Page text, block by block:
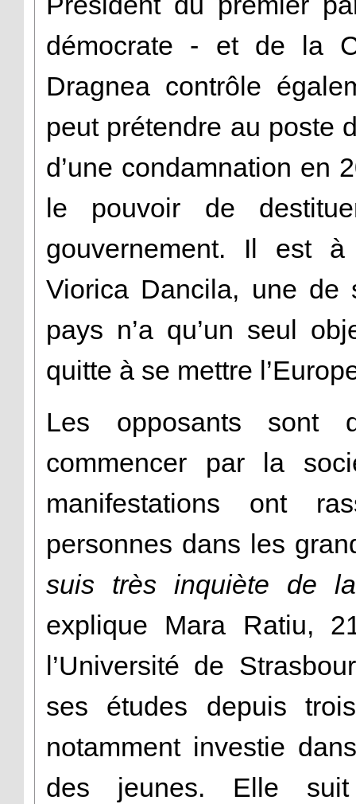
démocrate - et de la
Dragnea contrôle
peut prétendre au poste
d’une condamnation en
le pouvoir de
gouvernement. Il est
Viorica Dancila, une de
pays n’a qu’un seul
quitte à se mettre
Les opposants sont
commencer par la
manifestations ont
personnes dans les
suis très inquiète de
explique Mara Ratiu,
l’Université de
ses études depuis
notamment investie
des jeunes. Elle suit